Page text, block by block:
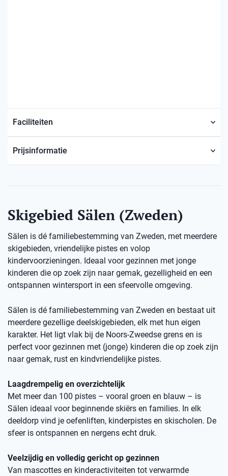
Faciliteiten
Prijsinformatie
Skigebied Sälen (Zweden)
Sälen is dé familiebestemming van Zweden, met meerdere
skigebieden, vriendelijke pistes en volop
kindervoorzieningen. Ideaal voor gezinnen met jonge
kinderen die op zoek zijn naar gemak, gezelligheid en een
ontspannen wintersport in een sfeervolle omgeving.
Sälen is dé familiebestemming van Zweden en bestaat uit
meerdere gezellige deelskigebieden, elk met hun eigen
karakter. Het ligt vlak bij de Noors-Zweedse grens en is
perfect voor gezinnen met (jonge) kinderen die op zoek zijn
naar gemak, rust en kindvriendelijke pistes.
Laagdrempelig en overzichtelijk
Met meer dan 100 pistes – vooral groen en blauw – is
Sälen ideaal voor beginnende skiërs en families. In elk
deeldorp vind je oefenliften, kinderpistes en skischolen. De
sfeer is ontspannen en nergens echt druk.
Veelzijdig en volledig gericht op gezinnen
Van mascottes en kinderactiviteiten tot verwarmde